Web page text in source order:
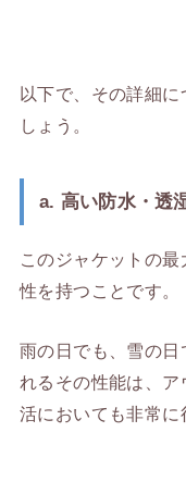
以下で、その詳細
しょう。
a. 高い防水・透
このジャケットの
性を持つことです。
雨の日でも、雪の日
れるその性能は、
活においても非常に